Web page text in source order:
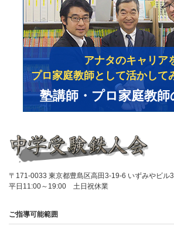
〒171-0033 東京都豊島区高田3-19-6 いずみやビル
平日11:00～19:00 土日祝休業
ご指導可能範囲
アナタのキャリア
プロ家庭教師として活かして
塾講師・プロ家庭教